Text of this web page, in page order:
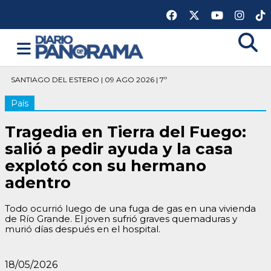
SANTIAGO DEL ESTERO | 09 AGO 2026 | 7º
País
Tragedia en Tierra del Fuego:
salió a pedir ayuda y la casa
explotó con su hermano
adentro
Todo ocurrió luego de una fuga de gas en una vivienda
de Río Grande. El joven sufrió graves quemaduras y
murió días después en el hospital.
18/05/2026